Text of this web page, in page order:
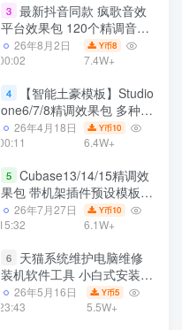
3 最新抖音同款 疯歌音效
平台效果包 120个精调音效
包+软件自带170个音效
+600个插件 带安装教程全
26年8月2日
00:02
Y币8
7.4W+
4
【智能土豪模板】Studio
one6/7/8精调效果包 多种效
果模式可选 声卡调试好预设
带插件全套文件
26年4月18日
00:11
Y币10
6.4W+
5 Cubase13/14/15精调效
果包 带机架插件预设模板
声卡调试好效果工程文件
26年7月27日
15:32
Y币10
6.1W+
6
天猫系统维护电脑维修
装机软件工具 小白式安装
完全一键安装系统 电脑系统
装机软件 一键重装系统
26年5月16日
23:43
Y币5
5.5W+